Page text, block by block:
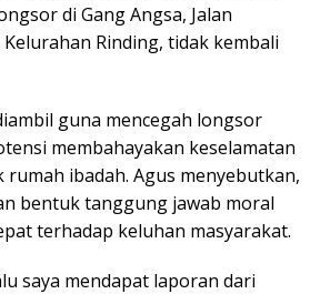
di Gang Angsa, Jalan
Rinding, tidak kembali
guna mencegah longsor
membahayakan keselamatan
rumah ibadah. Agus menyebutkan,
bentuk tanggung jawab moral
terhadap keluhan masyarakat.
saya mendapat laporan dari